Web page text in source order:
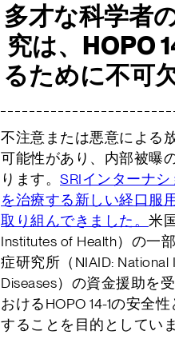
多才な科学者
究は、HOPO
るために不可
不注意または悪意による
可能性があり、内部被曝
ります。 SRIインターナ
を治療する新しい経口服
取り組んできました。 米
Institutes of Health）の一
症研究所（NIAID: National
Diseases）の資金援助を
おけるHOPO 14-1の安全
することを目的としていま